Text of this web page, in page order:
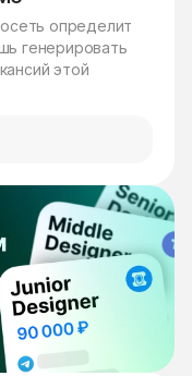
определит
генерировать
этой